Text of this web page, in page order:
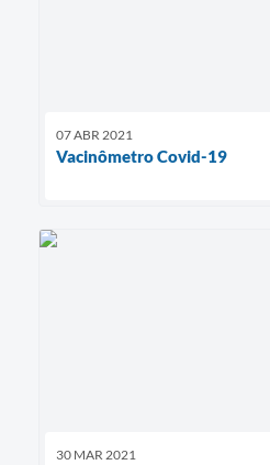
07 ABR 2021
Vacinômetro Covid-19
30 MAR 2021